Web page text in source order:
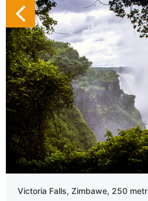
Victoria Falls, Zimbawe, 250